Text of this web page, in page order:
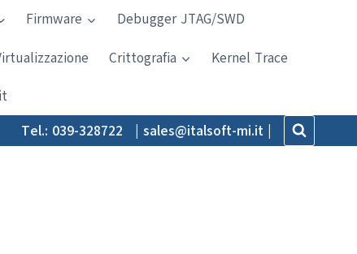
Firmware Debugger JTAG/SWD
Crittografia Kernel Trace
Tel.: 039-328722 | sales@italsoft-mi.it |